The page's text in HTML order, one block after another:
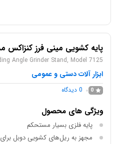
پایه کشویی مینی فرز کنزاکس مدل
Angle Grinder Stand, Model 7125
ابزار آلات دستی و عمومی
0
0 دیدگاه
ویژگی های محصول
پایه فلزی بسیار مستحکم
مجهز به ریل‌های کشویی دوبل